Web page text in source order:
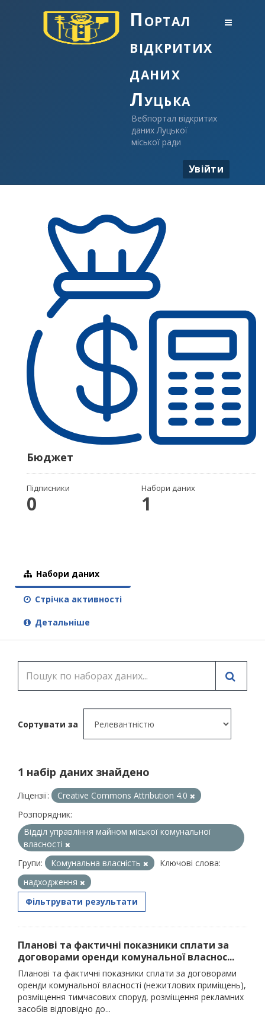
Портал
відкритих
даних
Луцька
Вебпортал відкритих
даних Луцької
міської ради
Увійти
Бюджет
Підписники
0
Набори даних
1
Набори даних
Стрічка активності
Детальніше
Сортувати за
1 набір даних знайдено
Ліцензії:
Creative Commons Attribution 4.0
Розпорядник:
Відділ управління майном міської комунальної
власності
Групи:
Комунальна власність
Ключові слова:
надходження
Фільтрувати результати
Планові та фактичні показники сплати за
договорами оренди комунальної власнос...
Планові та фактичні показники сплати за договорами
оренди комунальної власності (нежитлових приміщень),
розміщення тимчасових споруд, розміщення рекламних
засобів відповідно до...